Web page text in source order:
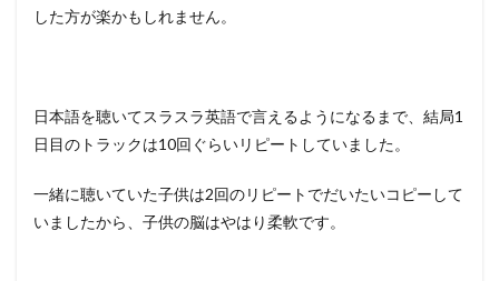
した方が楽かもしれません。
日本語を聴いてスラスラ英語で言えるようになるまで、結局1
日目のトラックは10回ぐらいリピートしていました。
一緒に聴いていた子供は2回のリピートでだいたいコピーして
いましたから、子供の脳はやはり柔軟です。